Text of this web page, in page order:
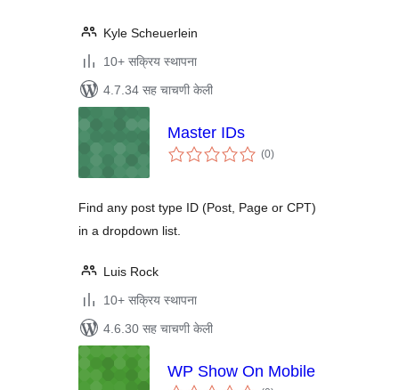
Kyle Scheuerlein
10+ सक्रिय स्थापना
4.7.34 सह चाचणी केली
Master IDs
(0एकूण
मूल्यांकन
)
Find any post type ID (Post, Page or CPT)
in a dropdown list.
Luis Rock
10+ सक्रिय स्थापना
4.6.30 सह चाचणी केली
WP Show On Mobile